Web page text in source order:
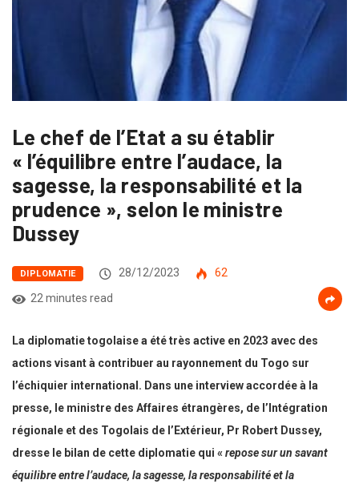
Le chef de l’Etat a su établir
« l’équilibre entre l’audace, la
sagesse, la responsabilité et la
prudence », selon le ministre
Dussey
DIPLOMATIE 28/12/2023
62
22 minutes read
La diplomatie togolaise a été très active en 2023 avec des
actions visant à contribuer au rayonnement du Togo sur
l’échiquier international. Dans une interview accordée à la
presse, le ministre des Affaires étrangères, de l’Intégration
régionale et des Togolais de l’Extérieur, Pr Robert Dussey,
dresse le bilan de cette diplomatie qui «repose sur un savant
équilibre entre l’audace, la sagesse, la responsabilité et la